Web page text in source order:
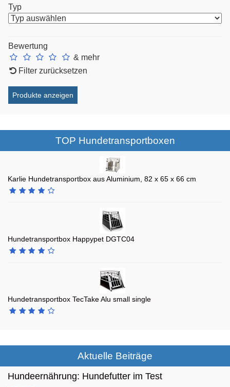
Typ
Bewertung
& mehr
Filter zurücksetzen
TOP Hundetransportboxen
Karlie Hundetransportbox aus Aluminium, 82 x 65 x 66 cm
Hundetransportbox Happypet DGTC04
Hundetransportbox TecTake Alu small single
Aktuelle Beiträge
Hundeernährung: Hundefutter im Test